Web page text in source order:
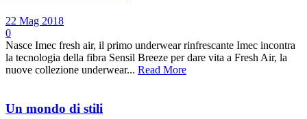
22 Mag 2018
0
Nasce Imec fresh air, il primo underwear rinfrescante Imec incontra
la tecnologia della fibra Sensil Breeze per dare vita a Fresh Air, la
nuove collezione underwear... Read More
Un mondo di stili